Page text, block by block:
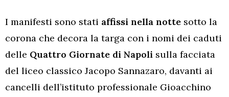
I manifesti sono stati affissi nella notte sotto la
corona che decora la targa con i nomi dei caduti
delle Quattro Giornate di Napoli sulla facciata
del liceo classico Jacopo Sannazaro, davanti ai
cancelli dell’istituto professionale Gioacchino